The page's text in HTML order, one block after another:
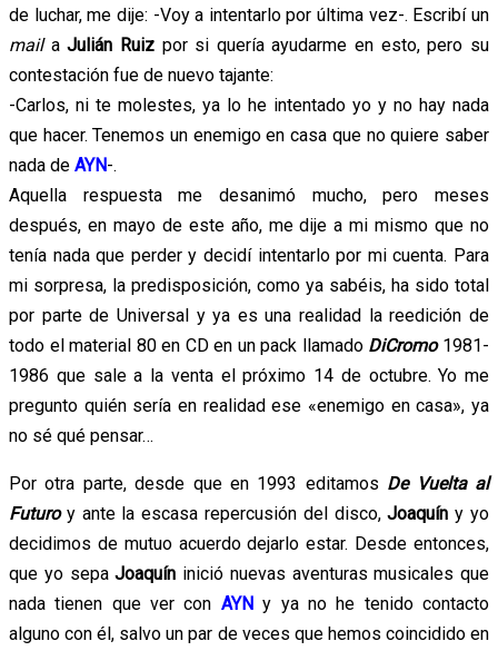
de luchar, me dije: -Voy a intentarlo por última vez-. Escribí un
mailaJulián Ruizpor si quería ayudarme en esto, pero su
contestación fue de nuevo tajante:
-Carlos, ni te molestes, ya lo he intentado yo y no hay nada
que hacer. Tenemos un enemigo en casa que no quiere saber
nada de AYN-.
Aquella respuesta me desanimó mucho, pero meses
después, en mayo de este año, me dije a mi mismo que no
tenía nada que perder y decidí intentarlo por mi cuenta. Para
mi sorpresa, la predisposición, como ya sabéis, ha sido total
por parte de Universal y ya es una realidad la reedición de
todo el material 80 en CD en un pack llamado DiCromo1981-
1986 que sale a la venta el próximo 14 de octubre. Yo me
pregunto quién sería en realidad ese «enemigo en casa», ya
no sé qué pensar…
Por otra parte, desde que en 1993 editamos De Vuelta al
Futuroy ante la escasa repercusión del disco,Joaquín y yo
decidimos de mutuo acuerdo dejarlo estar. Desde entonces,
que yo sepaJoaquín inició nuevas aventuras musicales que
nada tienen que ver con AYNy ya no he tenido contacto
alguno con él, salvo un par de veces que hemos coincidido en